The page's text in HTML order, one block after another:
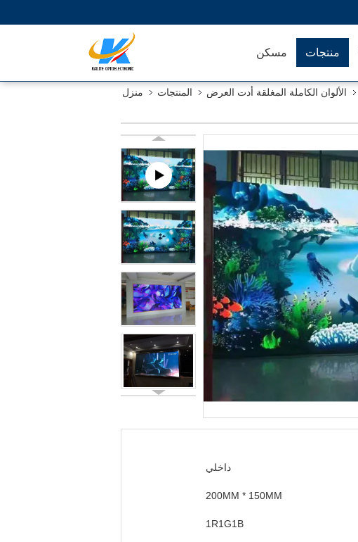
مسكن منتجات
منزل المنتجات الألوان الكاملة المغلقة أدت العرض
داخلي
200MM * 150MM
1R1G1B